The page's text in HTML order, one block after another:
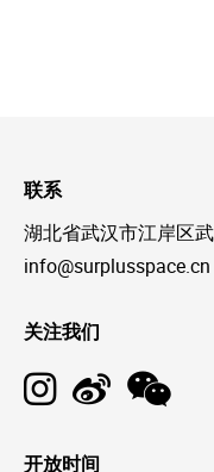
联系
湖北省武汉市江岸区
info@surplusspace.cn
关注我们
开放时间